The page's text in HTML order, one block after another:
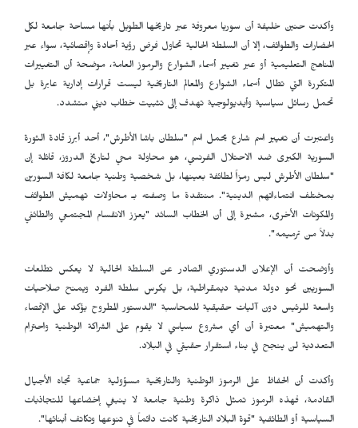
وأكدت حنين خليفة أن سوريا معروفة عبر تاريخها الطويل بأنها مساحة جامعة لكل
الحضارات والطوائف، إلا أن السلطة الحالية تحاول فرض رؤية أحادة وإقصائية، سواء عبر
المناهج التعليمية أو عبر تغيير أسماء الشوارع والرموز العامة، موضحة أن التغييرات
المتكررة التي تطال أسماء الشوارع والمعالم التاريخية ليست قرارات إدارية عابرة بل
تحمل رسائل سياسية وأيديولوجية تهدف إلى تثبيت خطاب ديني متشدد.
واعتبرت أن تغيير اسم شارع يحمل اسم "سلطان باشا الأطرش"، أحد أبرز قادة الثورة
السورية الكبرى ضد الاحتلال الفرنسي، هو محاولة محي لتاريخ الدروز، قائلة إن
"سلطان الأطرش ليس رمزاً لطائفة بعينها، بل شخصية وطنية جامعة لكافة السورين
بمختلف انتماءاتهم الدينية". منتقدة ما وصفته بـ محاولات تهميش الطوائف
والمكونات الأخرى، مشيرة إلى أن الخطاب السائد "يعزز الانقسام المجتمعي والطائفي
بدلاً من ترميمه".
وأوضحت أن الإعلان الدستوري الصادر عن السلطة الحالية لا يعكس تطلعات
السوريين نحو دولة مدنية ديمقراطية، بل يكرس سلطة الفرد ويمنح صلاحيات
واسعة للرئيس دون آليات حقيقية للمحاسبة "الدستور المطروح يؤكد على الإقصاء
والتهميش" معتبرة أن أي مشروع سياسي لا يقوم على الشراكة الوطنية واحترام
التعددية لن ينجح في بناء استقرار حقيقي في البلاد.
وأكدت أن الحفاظ على الرموز الوطنية والتاريخية مسؤولية جماعية تجاه الأجيال
القادمة، فهذه الرموز تمثل ذاكرة وطنية جامعة لا ينبغي إخضاعها للتجاذبات
السياسية أو الطائفية "قوة البلاد التاريخية كانت دائماً في تنوعها وتكاتف أبنائها".